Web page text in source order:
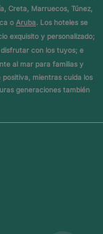
Creta, Marruecos, Túnez,
o Aruba. Los hoteles se
exquisito y personalizado;
con los tuyos; e
al mar para familias y
mientras cuida los
generaciones también